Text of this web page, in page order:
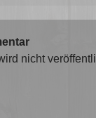
nicht